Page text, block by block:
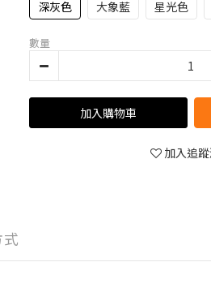
深灰色 大象藍 星光色
數量
加入購物車
加入追